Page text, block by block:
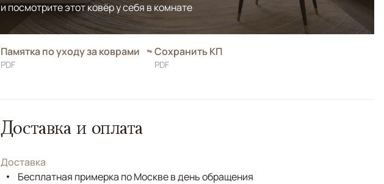
и посмотрите этот ковёр у себя в комнате
Памятка по уходу за коврами
PDF
Сохранить КП
PDF
Доставка и оплата
Доставка
Бесплатная примерка по Москве в день обращения